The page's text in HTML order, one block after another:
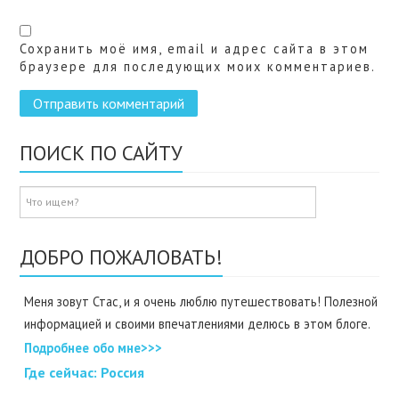
Сохранить моё имя, email и адрес сайта в этом
браузере для последующих моих комментариев.
ПОИСК ПО САЙТУ
ДОБРО ПОЖАЛОВАТЬ!
Меня зовут Стас, и я очень люблю путешествовать! Полезной
информацией и своими впечатлениями делюсь в этом блоге.
Подробнее обо мне>>>
Где cейчас: Россия